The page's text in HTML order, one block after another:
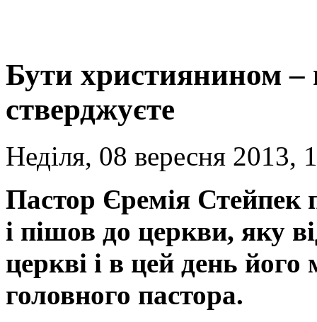
Бути християнином –
стверджуєте
Неділя, 08 вересня 2013,
Пастор Єремія Стейпек
і пішов до церкви, яку
церкві і в цей день
головного пастора.